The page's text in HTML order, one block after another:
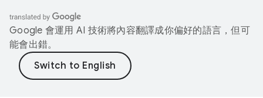
Google 會運用 AI 技術將內容翻譯成你偏好的語言，但可
能會出錯。